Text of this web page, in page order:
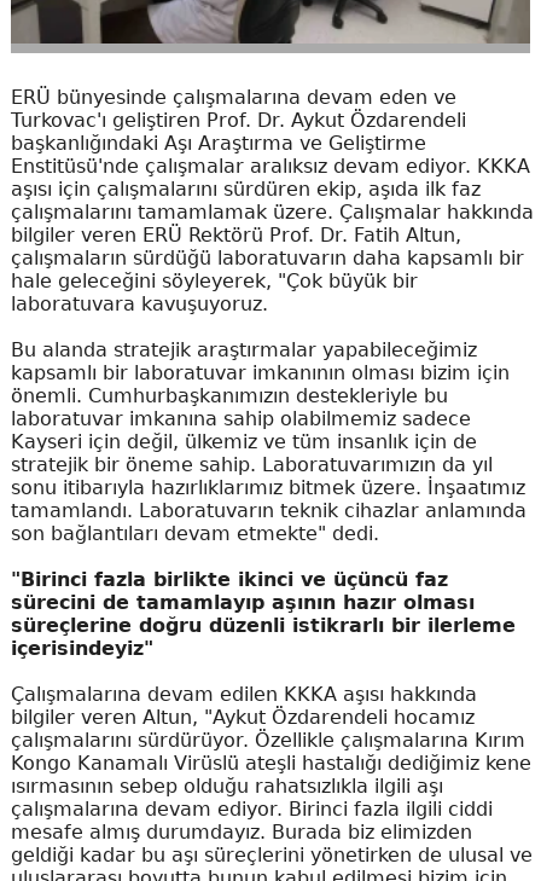
ERÜ bünyesinde çalışmalarına devam eden ve
Turkovac'ı geliştiren Prof. Dr. Aykut Özdarendeli
başkanlığındaki Aşı Araştırma ve Geliştirme
Enstitüsü'nde çalışmalar aralıksız devam ediyor. KKKA
aşısı için çalışmalarını sürdüren ekip, aşıda ilk faz
çalışmalarını tamamlamak üzere. Çalışmalar hakkında
bilgiler veren ERÜ Rektörü Prof. Dr. Fatih Altun,
çalışmaların sürdüğü laboratuvarın daha kapsamlı bir
hale geleceğini söyleyerek, "Çok büyük bir
laboratuvara kavuşuyoruz.
Bu alanda stratejik araştırmalar yapabileceğimiz
kapsamlı bir laboratuvar imkanının olması bizim için
önemli. Cumhurbaşkanımızın destekleriyle bu
laboratuvar imkanına sahip olabilmemiz sadece
Kayseri için değil, ülkemiz ve tüm insanlık için de
stratejik bir öneme sahip. Laboratuvarımızın da yıl
sonu itibarıyla hazırlıklarımız bitmek üzere. İnşaatımız
tamamlandı. Laboratuvarın teknik cihazlar anlamında
son bağlantıları devam etmekte" dedi.
"Birinci fazla birlikte ikinci ve üçüncü faz
sürecini de tamamlayıp aşının hazır olması
süreçlerine doğru düzenli istikrarlı bir ilerleme
içerisindeyiz"
Çalışmalarına devam edilen KKKA aşısı hakkında
bilgiler veren Altun, "Aykut Özdarendeli hocamız
çalışmalarını sürdürüyor. Özellikle çalışmalarına Kırım
Kongo Kanamalı Virüslü ateşli hastalığı dediğimiz kene
ısırmasının sebep olduğu rahatsızlıkla ilgili aşı
çalışmalarına devam ediyor. Birinci fazla ilgili ciddi
mesafe almış durumdayız. Burada biz elimizden
geldiği kadar bu aşı süreçlerini yönetirken de ulusal ve